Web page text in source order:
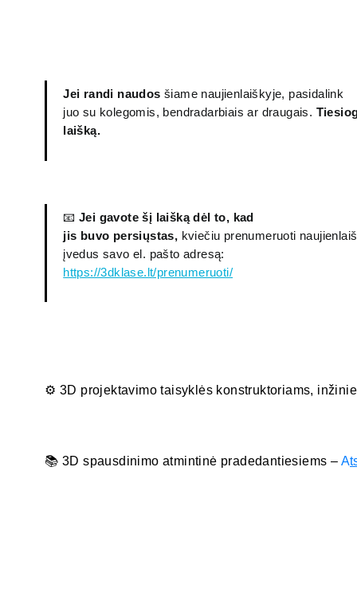
Jei randi naudos šiame naujienlaiškyje, pasidalink
juo su kolegomis, bendradarbiais ar draugais.
laišką.
📧Jei gavote šį laišką dėl to, kad
jis buvo persiųstas, kviečiu prenumeruoti
įvedus savo el. pašto adresą:
https://3dklase.lt/prenumeruoti/
⚙️ 3D projektavimo taisyklės konstruktoriams,
📚 3D spausdinimo atmintinė pradedantiesiems – A